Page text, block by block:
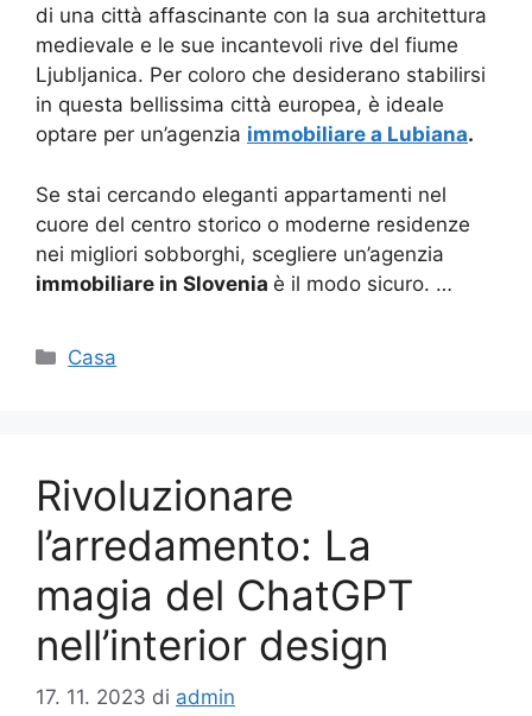
di una città affascinante con la sua architettura
medievale e le sue incantevoli rive del fiume
Ljubljanica. Per coloro che desiderano stabilirsi
in questa bellissima città europea, è ideale
optare per un’agenzia immobiliare a Lubiana.
Se stai cercando eleganti appartamenti nel
cuore del centro storico o moderne residenze
nei migliori sobborghi, scegliere un’agenzia
immobiliare in Slovenia è il modo sicuro. …
Categorie
Casa
Rivoluzionare
l’arredamento: La
magia del ChatGPT
nell’interior design
17. 11. 2023 di admin